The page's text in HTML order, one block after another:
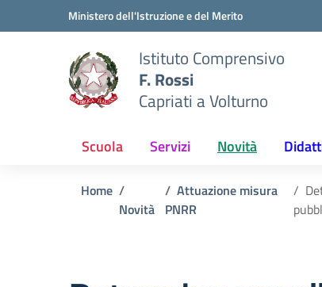
Vai ai contenuti
Vai al menu di navigazioneMinistero dell'Istruzione e del Merito
Istituto Comprensivo
F. Rossi
Capriati a Volturno
Scuola Servizi Novità
Home
Novità
Attuazione misura
PNRR